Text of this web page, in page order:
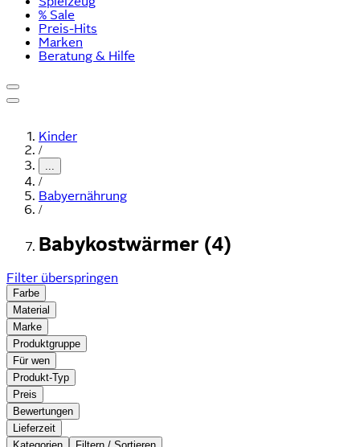
% Sale
Preis-Hits
Marken
Beratung & Hilfe
Kinder
/
...
/
Babyernährung
/
Babykostwärmer (4)
Filter überspringen
Farbe
Material
Marke
Produktgruppe
Für wen
Produkt-Typ
Preis
Bewertungen
Lieferzeit